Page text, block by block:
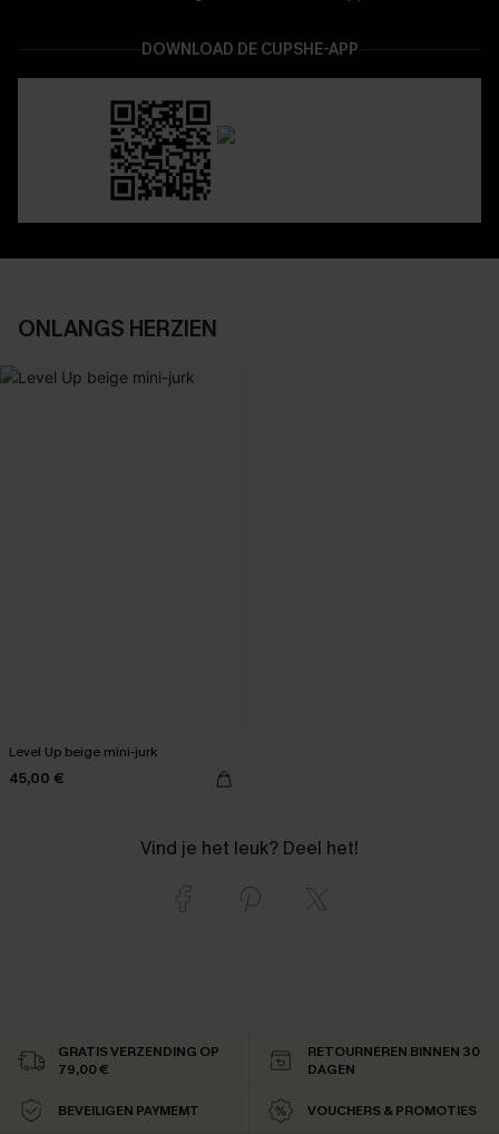
DOWNLOAD DE CUPSHE-APP
ONLANGS HERZIEN
Level Up beige mini-jurk
45,00 €
Vind je het leuk? Deel het!
GRATIS VERZENDING OP
79,00 €
RETOURNEREN BINNEN 30
DAGEN
BEVEILIGEN PAYMEMT VOUCHERS & PROMOTIES